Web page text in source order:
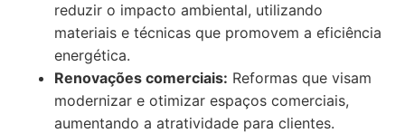
reduzir o impacto ambiental, utilizando
materiais e técnicas que promovem a eficiência
energética.
Renovações comerciais: Reformas que visam
modernizar e otimizar espaços comerciais,
aumentando a atratividade para clientes.